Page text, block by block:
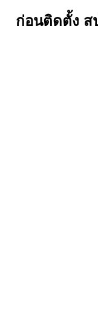
ก่อนติดตั้ง ส